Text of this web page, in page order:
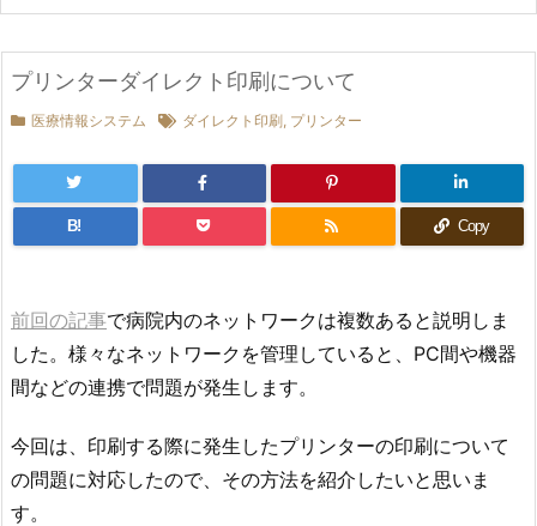
プリンターダイレクト印刷について
医療情報システム ダイレクト印刷, プリンター
B! Copy
前回の記事で病院内のネットワークは複数あると説明しま
した。様々なネットワークを管理していると、PC間や機器
間などの連携で問題が発生します。
今回は、印刷する際に発生したプリンターの印刷について
の問題に対応したので、その方法を紹介したいと思いま
す。